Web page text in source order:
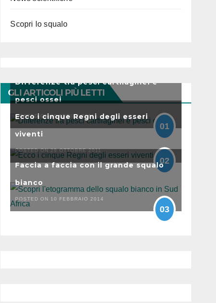
Scopri lo squalo
GLI ARTICOLI PIÙ LETTI
Differenze tra pesci cartilaginei e
pesci ossei
POSTED ON 19 APRILE 2011
01
Ecco i cinque Regni degli esseri
viventi
POSTED ON 29 OTTOBRE 2011
02
Faccia a faccia con il grande squalo
bianco
POSTED ON 10 FEBBRAIO 2014
03